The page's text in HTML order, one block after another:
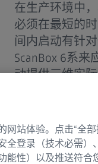
在生产环境中
必须在最短的
间内启动有针
ScanBox 6系
动提供三维实
专为大型
同时进行
站体验。点击“全
全登录（技术必需）
能性）以及推送符合